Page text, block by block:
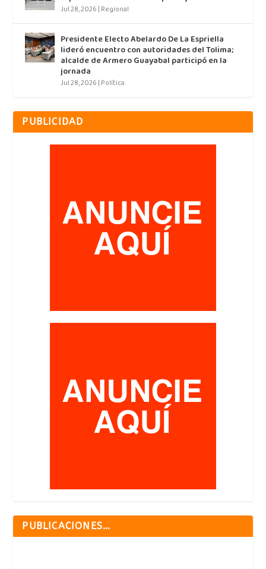
Jul 28, 2026 | Regional
Presidente Electo Abelardo De La Espriella
lideró encuentro con autoridades del Tolima;
alcalde de Armero Guayabal participó en la
jornada
Jul 28, 2026 | Política
PUBLICIDAD
PUBLICACIONES…